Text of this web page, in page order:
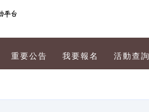
重要公告 我要報名 活動查詢